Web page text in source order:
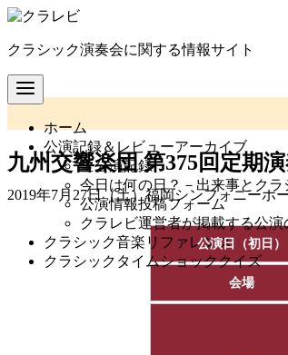
コ
テ
ン
ツ
移
動
クラシック演奏会に関する情報サイト
ホーム
公演記録＆レビューアーカイブ
全公演記録
今日は何の日？－出来事とクラ
公演情報投稿フォーム
クラレビ運営者が掲載する公演
クラシック音楽リファレンス
クラシックタイムショッククイズ
九州交響楽団 第375回定期
2019年7月27日（土）福岡シンフォニーホ
公演日（初日）
会場